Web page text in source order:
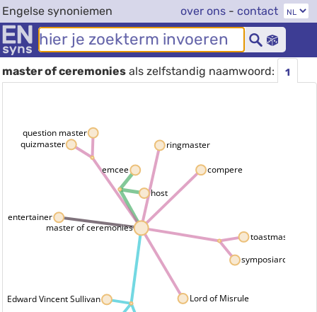
Engelse synoniemen over ons - contact
master of ceremoniesals zelfstandig naamwoord: 1
master of ceremonies
emcee
host
entertainer
compere
Lord of Misrule
question master
quizmaster
ringmaster
symposiarch
toastmaster
Edward Vincent Sullivan